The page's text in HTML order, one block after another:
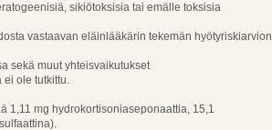
sikiötoksisia tai emälle toksisia
vastaavan eläinlääkärin tekemän hyötyriskiarvion
sekä muut yhteisvaikutukset
ole tutkittu.
1,11 mg hydrokortisoniaseponaattia, 15,1